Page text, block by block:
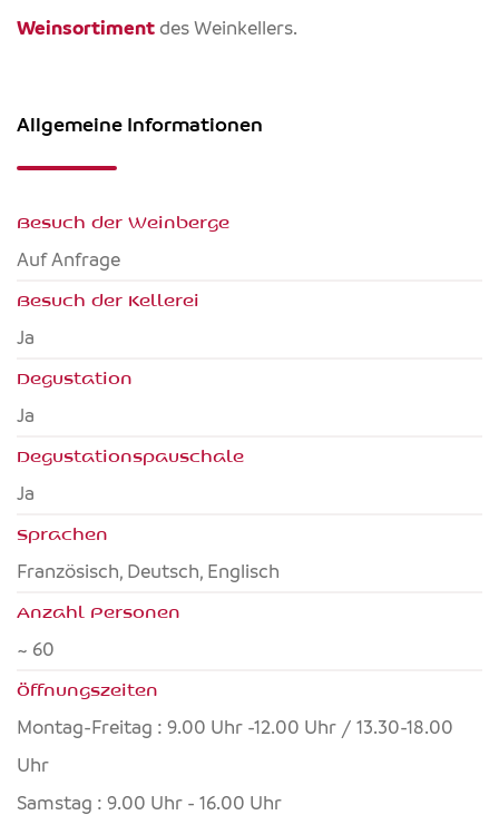
Weinsortiment des Weinkellers.
Allgemeine Informationen
Besuch der Weinberge
Auf Anfrage
Besuch der Kellerei
Ja
Degustation
Ja
Degustationspauschale
Ja
Sprachen
Französisch, Deutsch, Englisch
Anzahl Personen
~ 60
Öffnungszeiten
Montag-Freitag : 9.00 Uhr -12.00 Uhr / 13.30-18.00
Uhr
Samstag : 9.00 Uhr - 16.00 Uhr